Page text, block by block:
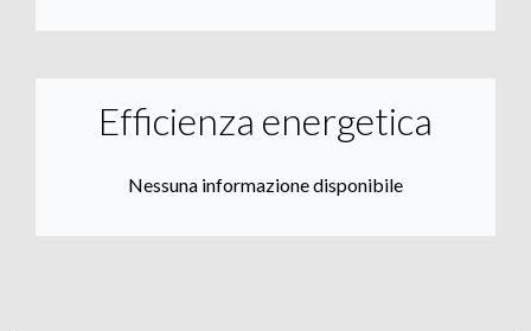
Efficienza energetica
Nessuna informazione disponibile